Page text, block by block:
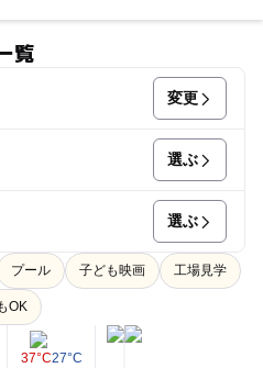
覧
変更
選ぶ
選ぶ
プール 子ども映画 工場見学
OK
37°C27°C